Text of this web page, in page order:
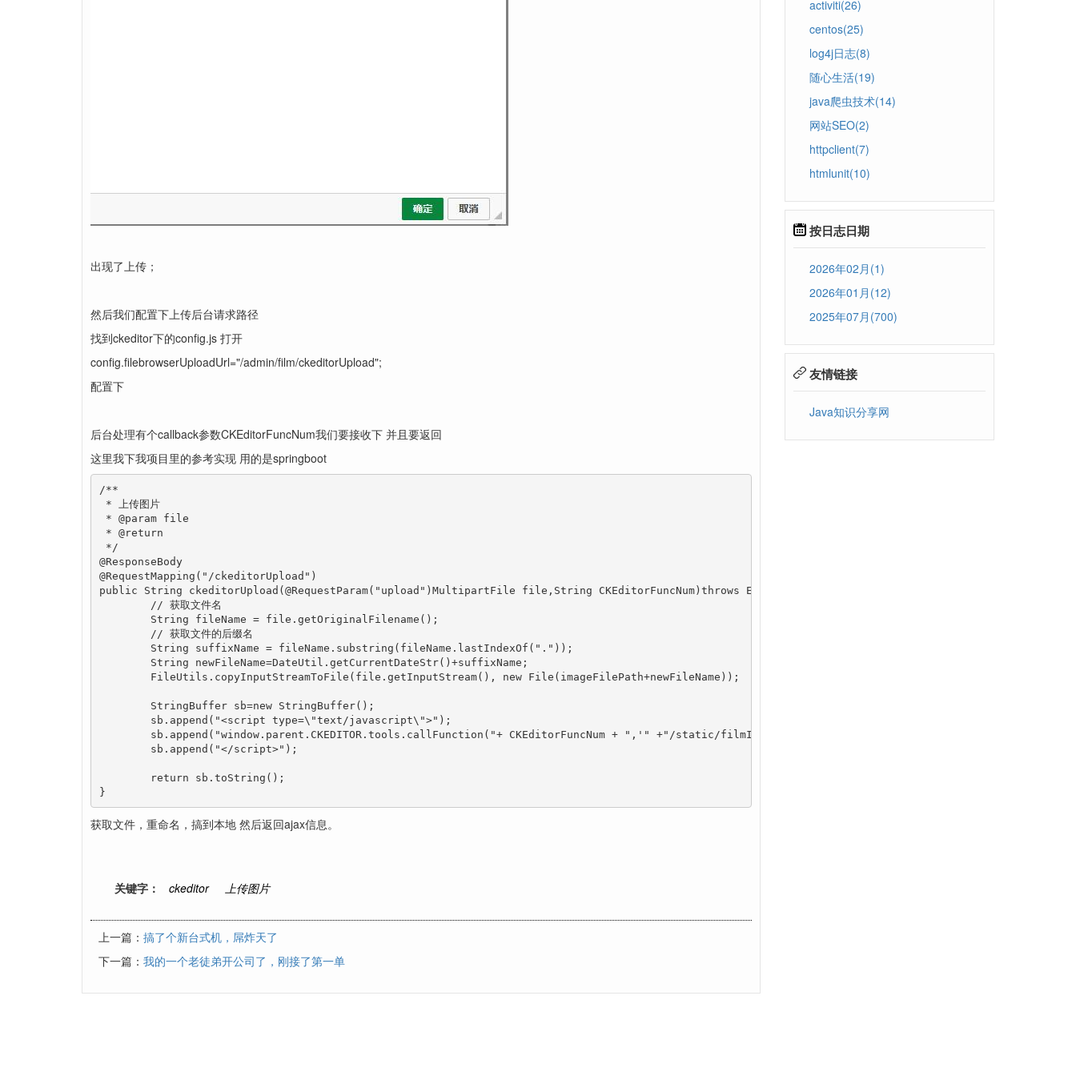
出现了上传；
然后我们配置下上传后台请求路径
找到ckeditor下的config.js 打开
config.filebrowserUploadUrl="/admin/film/ckeditorUpload";
配置下
后台处理有个callback参数CKEditorFuncNum我们要接收下 并且要返回
这里我下我项目里的参考实现 用的是springboot
/**
* 上传图片
* @param file
* @return
*/
@ResponseBody
@RequestMapping("/ckeditorUpload")
public String ckeditorUpload(@RequestParam("upload")MultipartFile file,String CKEditorFuncNum)throws Exception{
}
获取文件，重命名，搞到本地 然后返回ajax信息。
关键字： ckeditor 上传图片
上一篇： 搞了个新台式机，屌炸天了
下一篇： 我的一个老徒弟开公司了，刚接了第一单
activiti(26)
centos(25)
log4j日志(8)
随心生活(19)
java爬虫技术(14)
网站SEO(2)
httpclient(7)
htmlunit(10)
按日志日期
2026年02月(1)
2026年01月(12)
2025年07月(700)
友情链接
Java知识分享网